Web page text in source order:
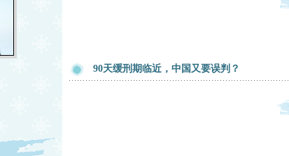
90天缓刑期临近，中国又要误判？